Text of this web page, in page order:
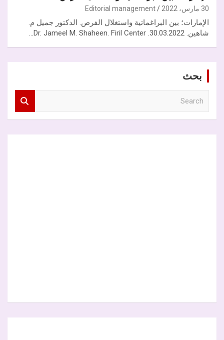
30 مارس، 2022 Editorial management
الإمارات؛ بين البراغماتية واستغلال الفرص. الدكتور جميل م.
شاهين. 30.03.2022. Dr. Jameel M. Shaheen. Firil Center…
بحث